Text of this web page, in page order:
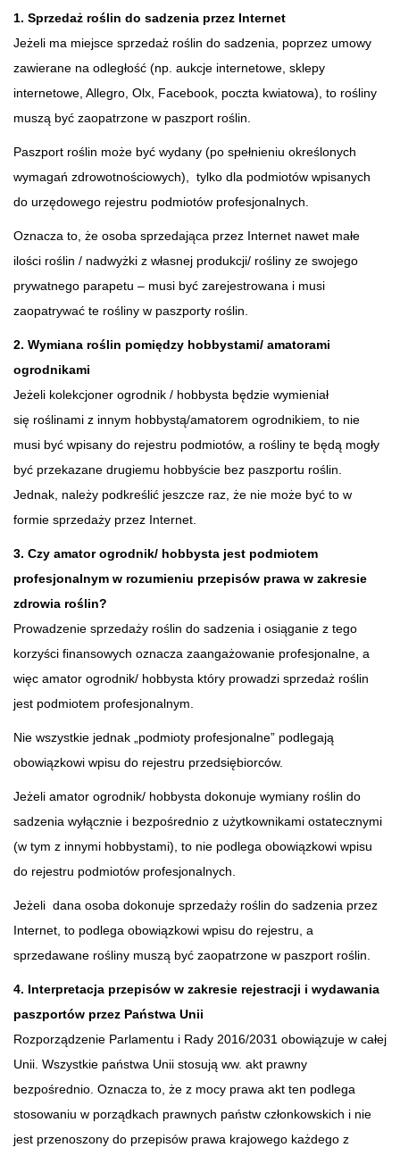
1. Sprzedaż roślin do sadzenia przez Internet
Jeżeli ma miejsce sprzedaż roślin do sadzenia, poprzez umowy
zawierane na odległość (np. aukcje internetowe, sklepy
internetowe, Allegro, Olx, Facebook, poczta kwiatowa), to rośliny
muszą być zaopatrzone w paszport roślin.
Paszport roślin może być wydany (po spełnieniu określonych
wymagań zdrowotnościowych), tylko dla podmiotów wpisanych
do urzędowego rejestru podmiotów profesjonalnych.
Oznacza to, że osoba sprzedająca przez Internet nawet małe
ilości roślin / nadwyżki z własnej produkcji/ rośliny ze swojego
prywatnego parapetu – musi być zarejestrowana i musi
zaopatrywać te rośliny w paszporty roślin.
2. Wymiana roślin pomiędzy hobbystami/ amatorami
ogrodnikami
Jeżeli kolekcjoner ogrodnik / hobbysta będzie wymieniał
się roślinami z innym hobbystą/amatorem ogrodnikiem, to nie
musi być wpisany do rejestru podmiotów, a rośliny te będą mogły
być przekazane drugiemu hobbyście bez paszportu roślin.
Jednak, należy podkreślić jeszcze raz, że nie może być to w
formie sprzedaży przez Internet.
3. Czy amator ogrodnik/ hobbysta jest podmiotem
profesjonalnym w rozumieniu przepisów prawa w zakresie
zdrowia roślin?
Prowadzenie sprzedaży roślin do sadzenia i osiąganie z tego
korzyści finansowych oznacza zaangażowanie profesjonalne, a
więc amator ogrodnik/ hobbysta który prowadzi sprzedaż roślin
jest podmiotem profesjonalnym.
Nie wszystkie jednak „podmioty profesjonalne” podlegają
obowiązkowi wpisu do rejestru przedsiębiorców.
Jeżeli amator ogrodnik/ hobbysta dokonuje wymiany roślin do
sadzenia wyłącznie i bezpośrednio z użytkownikami ostatecznymi
(w tym z innymi hobbystami), to nie podlega obowiązkowi wpisu
do rejestru podmiotów profesjonalnych.
Jeżeli dana osoba dokonuje sprzedaży roślin do sadzenia przez
Internet, to podlega obowiązkowi wpisu do rejestru, a
sprzedawane rośliny muszą być zaopatrzone w paszport roślin.
4. Interpretacja przepisów w zakresie rejestracji i wydawania
paszportów przez Państwa Unii
Rozporządzenie Parlamentu i Rady 2016/2031 obowiązuje w całej
Unii. Wszystkie państwa Unii stosują ww. akt prawny
bezpośrednio. Oznacza to, że z mocy prawa akt ten podlega
stosowaniu w porządkach prawnych państw członkowskich i nie
jest przenoszony do przepisów prawa krajowego każdego z